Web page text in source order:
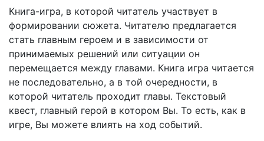
Книга-игра, в которой читатель участвует в
формировании сюжета. Читателю предлагается
стать главным героем и в зависимости от
принимаемых решений или ситуации он
перемещается между главами. Книга игра читается
не последовательно, а в той очередности, в
которой читатель проходит главы. Текстовый
квест, главный герой в котором Вы. То есть, как в
игре, Вы можете влиять на ход событий.